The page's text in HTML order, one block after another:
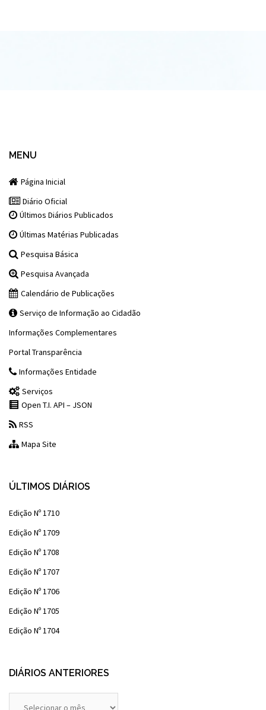
MENU
Página Inicial
Diário Oficial
Últimos Diários Publicados
Últimas Matérias Publicadas
Pesquisa Básica
Pesquisa Avançada
Calendário de Publicações
Serviço de Informação ao Cidadão
Informações Complementares
Portal Transparência
Informações Entidade
Serviços
Open T.I. API – JSON
RSS
Mapa Site
ÚLTIMOS DIÁRIOS
Edição Nº 1710
Edição Nº 1709
Edição Nº 1708
Edição Nº 1707
Edição Nº 1706
Edição Nº 1705
Edição Nº 1704
DIÁRIOS ANTERIORES